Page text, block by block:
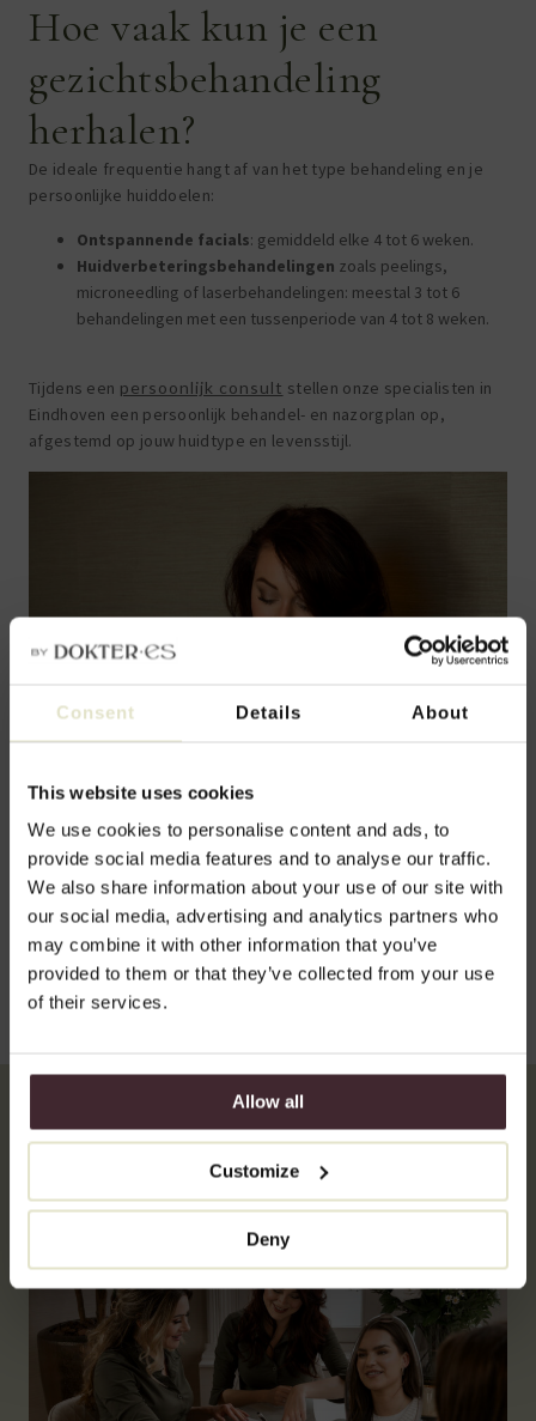
Consent Details About
This website uses cookies
We use cookies to personalise content and ads, to
provide social media features and to analyse our traffic.
We also share information about your use of our site with
our social media, advertising and analytics partners who
may combine it with other information that you’ve
provided to them or that they’ve collected from your use
of their services.
Allow all
Customize
Deny
Hoe vaak kun je een
gezichtsbehandeling
herhalen?
De ideale frequentie hangt af van het type behandeling en je
persoonlijke huiddoelen:
Ontspannende facials: gemiddeld elke 4 tot 6 weken.
Huidverbeteringsbehandelingen zoals peelings,
microneedling of laserbehandelingen: meestal 3 tot 6
behandelingen met een tussenperiode van 4 tot 8 weken.
Tijdens een persoonlijk consult stellen onze specialisten in
Eindhoven een persoonlijk behandel- en nazorgplan op,
afgestemd op jouw huidtype en levensstijl.